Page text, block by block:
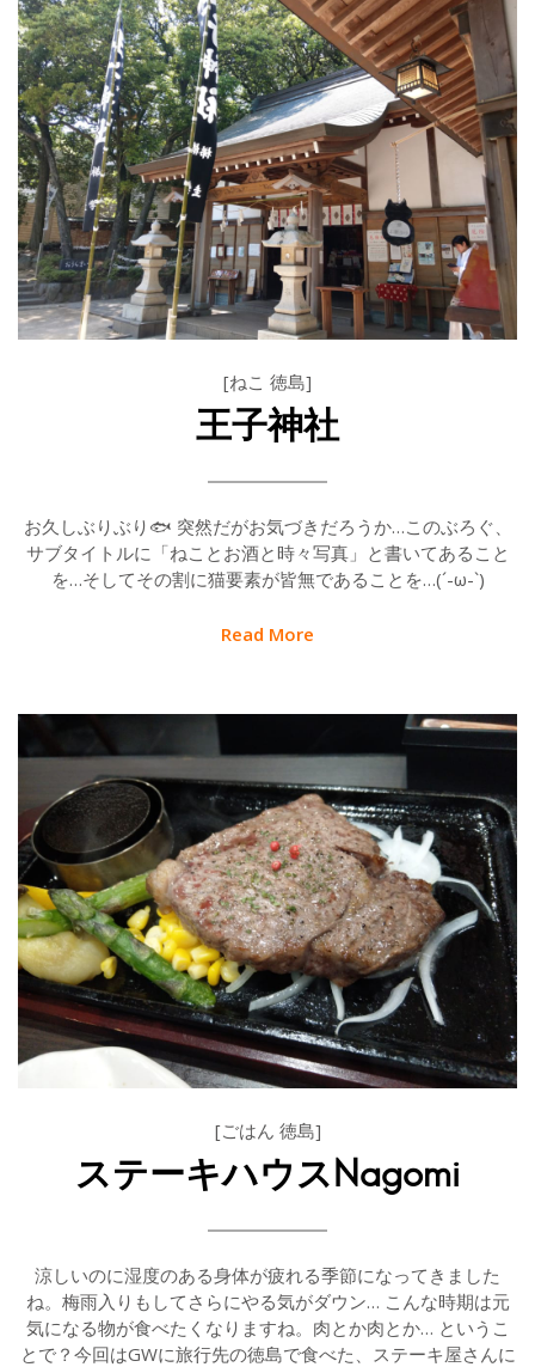
[ねこ 徳島]
王子神社
お久しぶりぶり🐟 突然だがお気づきだろうか…このぶろぐ、
サブタイトルに「ねことお酒と時々写真」と書いてあること
を…そしてその割に猫要素が皆無であることを…(´-ω-`)
Read More
[ごはん 徳島]
ステーキハウスNagomi
涼しいのに湿度のある身体が疲れる季節になってきました
ね。梅雨入りもしてさらにやる気がダウン… こんな時期は元
気になる物が食べたくなりますね。肉とか肉とか… というこ
とで？今回はGWに旅行先の徳島で食べた、ステーキ屋さんに